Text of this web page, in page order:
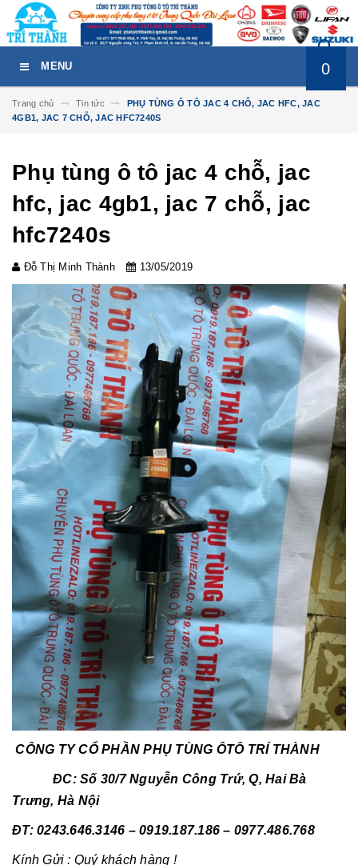
MENU 0
Trang chủ Tin tức
PHỤ TÙNG Ô TÔ JAC 4 CHỖ, JAC HFC, JAC
4GB1, JAC 7 CHỖ, JAC HFC7240S
Phụ tùng ô tô jac 4 chỗ, jac
hfc, jac 4gb1, jac 7 chỗ, jac
hfc7240s
Đỗ Thị Minh Thành 13/05/2019
CÔNG TY CỔ PHẦN PHỤ TÙNG ÔTÔ TRÍ THÀNH
ĐC: Số 30/7 Nguyễn Công Trứ, Q, Hai Bà
Trưng, Hà Nội
ĐT: 0243.646.3146 – 0919.187.186 – 0977.486.768
Kính Gửi : Quý khách hàng !